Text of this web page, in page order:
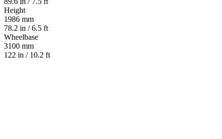
Height
1986 mm
78.2 in / 6.5 ft
Wheelbase
3100 mm
122 in / 10.2 ft